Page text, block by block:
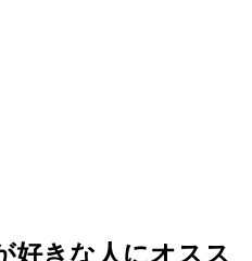
好きな人にオスス